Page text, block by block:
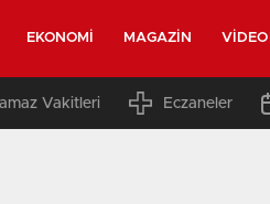
EKONOMI MAGAZIN
Vakitleri Eczaneler